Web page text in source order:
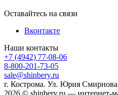
Оставайтесь на связи
Вконтакте
Наши контакты
+7 (4942) 77-08-06
8-800-201-73-05
sale@shinbery.ru
г. Кострома. Ул. Юрия
2026 © shinbery.ru — интернет-